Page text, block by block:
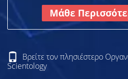
Μάθε
Βρείτε τον πλησιέστερο
Scientology